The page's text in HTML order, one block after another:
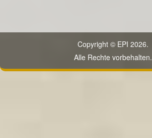
Copyright © EPI 2026.
Alle Rechte vorbehalten.